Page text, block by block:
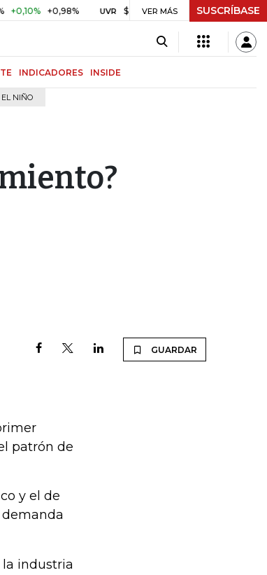
+0,98% UVR $ 416,86 +$ 0,05 +0,01% BITCOIN
VER MÁS SUSCRÍBASE
INDICADORES INSIDE
NIÑO
GUARDAR
patrón de
y el de
industria